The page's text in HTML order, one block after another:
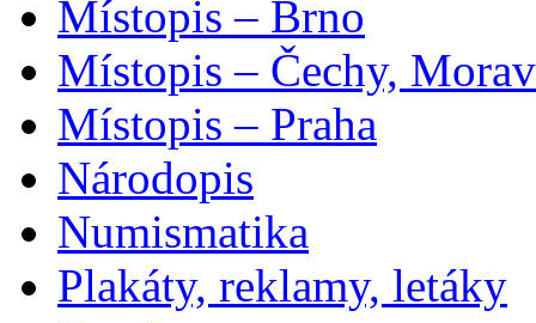
Místopis – Brno
Místopis – Čechy,
Místopis – Praha
Národopis
Numismatika
Plakáty, reklamy, letáky